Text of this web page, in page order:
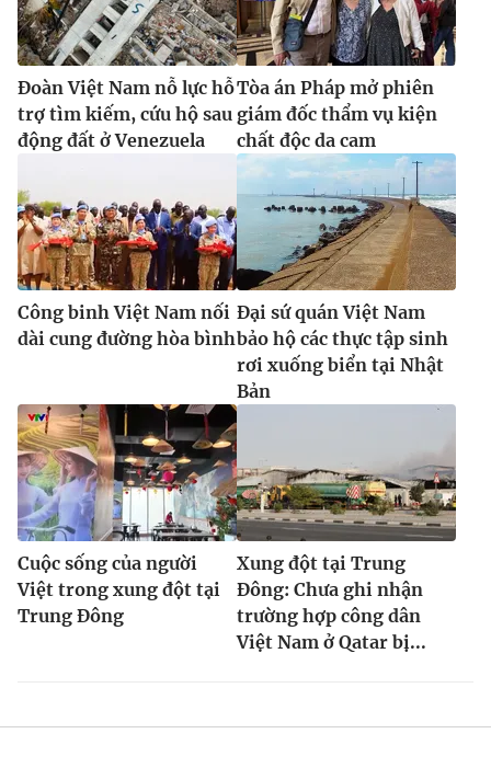
thuận bằng văn bản. Ghi rõ nguồn VTV.vn khi phát hành lại
thông tin từ website này.
Đoàn Việt Nam nỗ lực hỗ
trợ tìm kiếm, cứu hộ sau
động đất ở Venezuela
Tòa án Pháp mở phiên
giám đốc thẩm vụ kiện
chất độc da cam
Công binh Việt Nam nối
dài cung đường hòa bình
Đại sứ quán Việt Nam
bảo hộ các thực tập sinh
rơi xuống biển tại Nhật
Bản
Cuộc sống của người
Việt trong xung đột tại
Trung Đông
Xung đột tại Trung
Đông: Chưa ghi nhận
trường hợp công dân
Việt Nam ở Qatar bị...